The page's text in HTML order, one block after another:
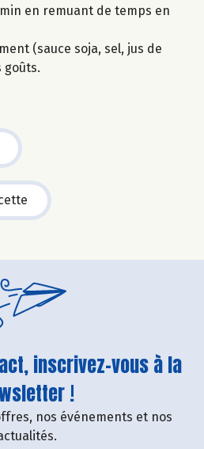
en remuant de temps en
(sauce soja, sel, jus de
goûts.
inscrivez-vous à la
!
nos événements et nos